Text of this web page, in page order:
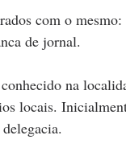
com o
de jornal.
na
locais.